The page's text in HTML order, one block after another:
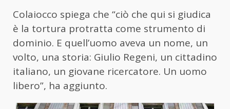
Colaiocco spiega che “ciò che qui si giudica
è la tortura protratta come strumento di
dominio. E quell’uomo aveva un nome, un
volto, una storia: Giulio Regeni, un cittadino
italiano, un giovane ricercatore. Un uomo
libero”, ha aggiunto.